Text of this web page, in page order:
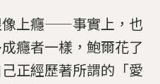
像上癮——事實上，也
癮者一樣，鮑爾花了
正經歷著所謂的「愛